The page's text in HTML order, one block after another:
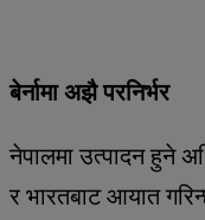
बेर्नामा अझै परनिर्भर
नेपालमा उत्पादन हुने
र भारतबाट आयात